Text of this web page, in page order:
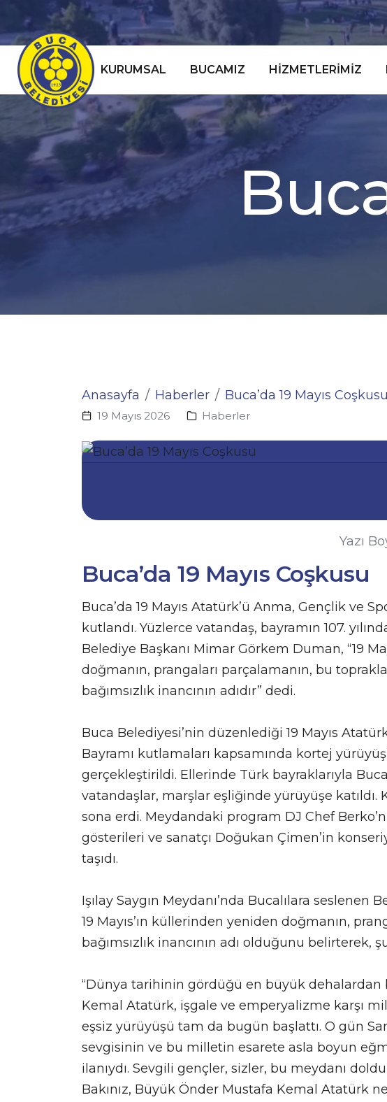
KURUMSAL BUCAMIZ HIZMETLERIMIZ
Anasayfa Haberler Buca’da 19 Mayıs Coşkusu
19 Mayıs 2026 Haberler
Yazı
Buca’da 19 Mayıs Coşkusu
Buca’da 19 Mayıs Atatürk’ü Anma, Gençlik ve
kutlandı. Yüzlerce vatandaş, bayramın 107.
Belediye Başkanı Mimar Görkem Duman, “19
doğmanın, prangaları parçalamanın, bu
bağımsızlık inancının adıdır” dedi.
Buca Belediyesi’nin düzenlediği 19 Mayıs
Bayramı kutlamaları kapsamında kortej
gerçekleştirildi. Ellerinde Türk bayraklarıyla
vatandaşlar, marşlar eşliğinde yürüyüşe katıldı.
sona erdi. Meydandaki program DJ Chef
gösterileri ve sanatçı Doğukan Çimen’in
taşıdı.
Işılay Saygın Meydanı’nda Bucalılara seslenen
19 Mayıs’ın küllerinden yeniden doğmanın,
bağımsızlık inancının adı olduğunu belirterek,
“Dünya tarihinin gördüğü en büyük
Kemal Atatürk, işgale ve emperyalizme karşı
eşsiz yürüyüşü tam da bugün başlattı. O gün
sevgisinin ve bu milletin esarete asla boyun
ilanıydı. Sevgili gençler, sizler, bu meydanı
Bakınız, Büyük Önder Mustafa Kemal Atatürk